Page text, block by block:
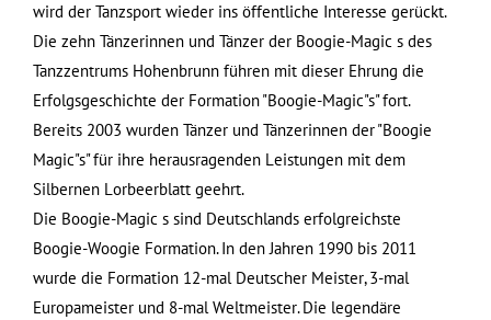
wird der Tanzsport wieder ins öffentliche Interesse gerückt.
Die zehn Tänzerinnen und Tänzer der Boogie-Magic s des
Tanzzentrums Hohenbrunn führen mit dieser Ehrung die
Erfolgsgeschichte der Formation "Boogie-Magic"s" fort.
Bereits 2003 wurden Tänzer und Tänzerinnen der "Boogie
Magic"s" für ihre herausragenden Leistungen mit dem
Silbernen Lorbeerblatt geehrt.
Die Boogie-Magic s sind Deutschlands erfolgreichste
Boogie-Woogie Formation. In den Jahren 1990 bis 2011
wurde die Formation 12-mal Deutscher Meister, 3-mal
Europameister und 8-mal Weltmeister. Die legendäre